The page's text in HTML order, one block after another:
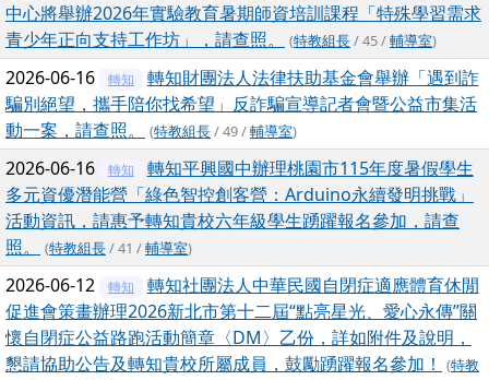
中心將舉辦2026年實驗教育暑期師資培訓課程「特殊學習需求
青少年正向支持工作坊」，請查照。
(特教組長/ 45 /輔導室)
2026-06-16 轉知
轉知財團法人法律扶助基金會舉辦「遇到詐
騙別絕望，攜手陪你找希望」反詐騙宣導記者會暨公益市集活
動一案，請查照。
(特教組長/ 49 /輔導室)
2026-06-16 轉知
轉知平興國中辦理桃園市115年度暑假學生
多元資優潛能營「綠色智控創客營：Arduino永續發明挑戰」
活動資訊，請惠予轉知貴校六年級學生踴躍報名參加，請查
照。
(特教組長/ 41 /輔導室)
2026-06-12 轉知
轉知社團法人中華民國自閉症適應體育休閒
促進會策畫辦理2026新北市第十二屆“點亮星光、愛心永傳”關
懷自閉症公益路跑活動簡章〈DM〉乙份，詳如附件及說明，
懇請協助公告及轉知貴校所屬成員，鼓勵踴躍報名參加！
(特教